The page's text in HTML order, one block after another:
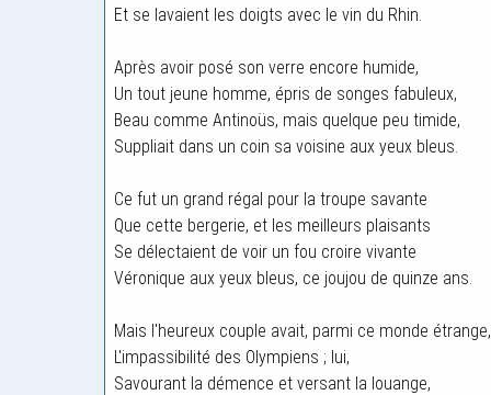
Et se lavaient les doigts avec le vin du Rhin.
Après avoir posé son verre encore humide,
Un tout jeune homme, épris de songes fabuleux,
Beau comme Antinoüs, mais quelque peu timide,
Suppliait dans un coin sa voisine aux yeux bleus.
Ce fut un grand régal pour la troupe savante
Que cette bergerie, et les meilleurs plaisants
Se délectaient de voir un fou croire vivante
Véronique aux yeux bleus, ce joujou de quinze ans.
Mais l'heureux couple avait, parmi ce monde étrange,
L'impassibilité des Olympiens ; lui,
Savourant la démence et versant la louange,